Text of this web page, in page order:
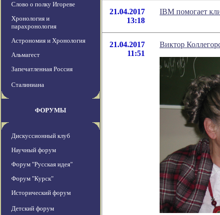
Слово о полку Игореве
Хронология и
парахронология
Астрономия и Хронология
Альмагест
Запечатленная Россия
Сталиниана
ФОРУМЫ
Дискуссионный клуб
Научный форум
Форум "Русская идея"
Форум "Курск"
Исторический форум
Детский форум
21.04.2017
13:18
IBM помогает
21.04.2017
11:51
Виктор